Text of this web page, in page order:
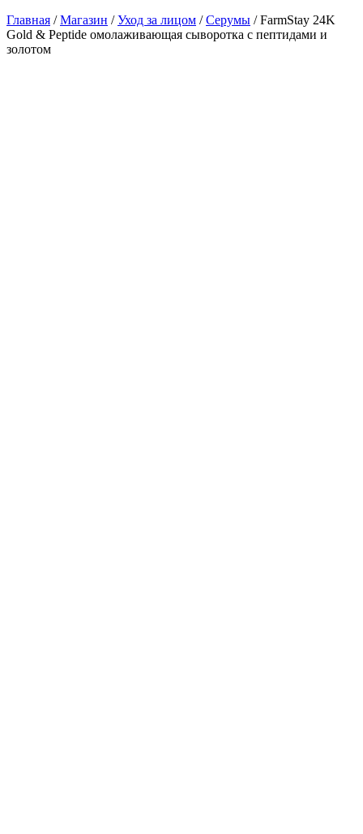
Главная /Магазин /Уход за лицом /Серумы / FarmStay 24K
Gold & Peptide омолаживающая сыворотка с пептидами и
золотом